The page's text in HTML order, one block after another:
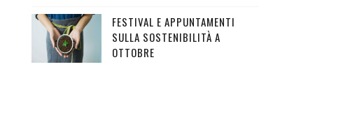
FESTIVAL E APPUNTAMENTI
SULLA SOSTENIBILITÀ A
OTTOBRE